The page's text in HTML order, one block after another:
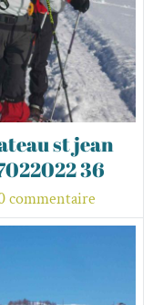
st jean
36
commentaire